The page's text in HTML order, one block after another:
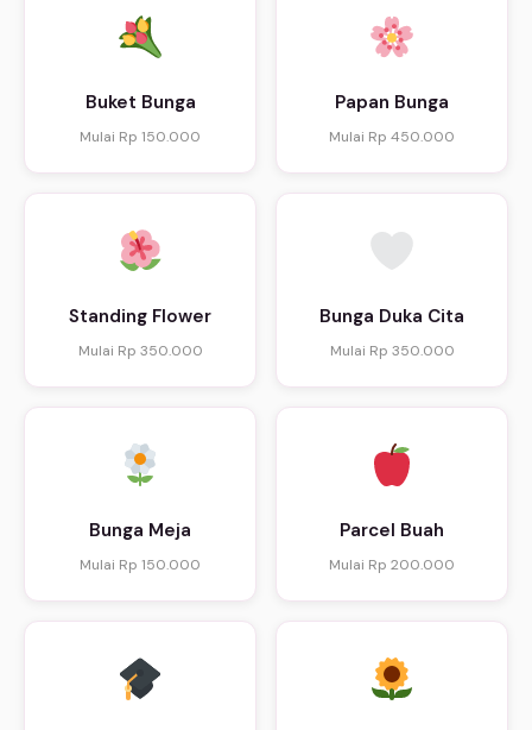
Buket Bunga
Mulai Rp 150.000
Papan Bunga
Mulai Rp 450.000
Standing Flower
Mulai Rp 350.000
Bunga Duka Cita
Mulai Rp 350.000
Bunga Meja
Mulai Rp 150.000
Parcel Buah
Mulai Rp 200.000